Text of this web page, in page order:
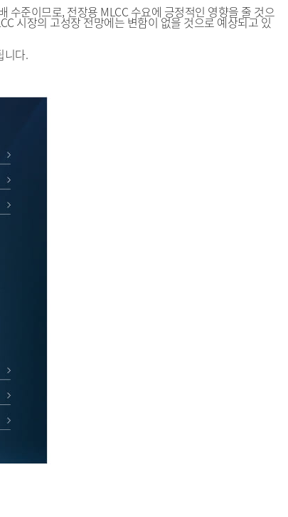
수준이므로, 전장용 MLCC 수요에 긍정적인 영향을 줄 것으
시장의 고성장 전망에는 변함이 없을 것으로 예상되고 있
니다.